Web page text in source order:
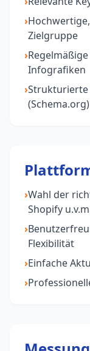
›
Zielgruppe
›
Infografiken
›Strukturierte
(Schema.org)
›Wahl der
Shopify
›
Flexibilität
›Einfache
›